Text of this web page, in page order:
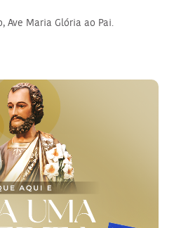
Ave Maria Glória ao Pai.